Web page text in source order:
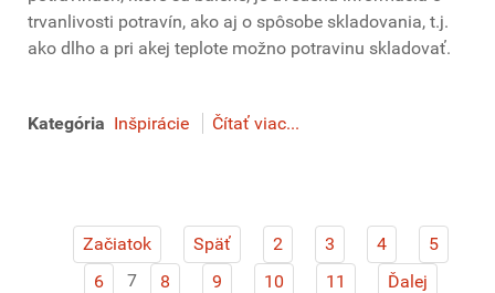
trvanlivosti potravín, ako aj o spôsobe skladovania, t.j.
ako dlho a pri akej teplote možno potravinu skladovať.
Kategória Inšpirácie Čítať viac...
Začiatok Späť 2 3 4
5
6
7 8 9 10 11
Ďalej